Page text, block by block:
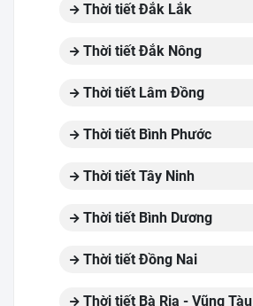
Thời tiết Đắk Lắk
Thời tiết Đắk Nông
Thời tiết Lâm Đồng
Thời tiết Bình Phước
Thời tiết Tây Ninh
Thời tiết Bình Dương
Thời tiết Đồng Nai
Thời tiết Bà Rịa - Vũng Tàu